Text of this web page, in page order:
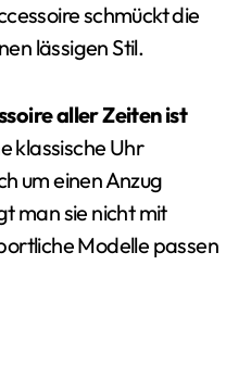
schmückt die
lässigen Stil.
aller Zeiten ist
klassische Uhr
um einen Anzug
man sie nicht mit
Modelle passen